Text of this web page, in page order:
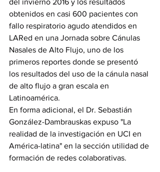
del invierno 2016 y los resultados
obtenidos en casi 600 pacientes con
fallo respiratorio agudo atendidos en
LARed en una Jornada sobre Cánulas
Nasales de Alto Flujo, uno de los
primeros reportes donde se presentó
los resultados del uso de la cánula nasal
de alto flujo a gran escala en
Latinoamérica.
En forma adicional, el Dr. Sebastián
González-Dambrauskas expuso "La
realidad de la investigación en UCI en
América-latina" en la sección utilidad de
formación de redes colaborativas.